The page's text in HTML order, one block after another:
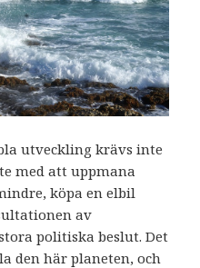
utveckling krävs inte
med att uppmana
köpa en elbil
av
politiska beslut. Det
den här planeten, och